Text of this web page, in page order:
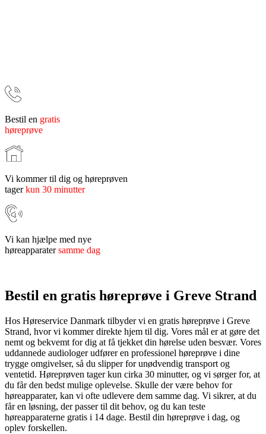
Bestil en gratis
høreprøve
Vi kommer til dig og høreprøven
tagerkun 30 minutter
Vi kan hjælpe med nye
høreapparatersamme dag
Bestil en gratis høreprøve i Greve Strand
Hos Høreservice Danmark tilbyder vi en gratis høreprøve i Greve
Strand, hvor vi kommer direkte hjem til dig. Vores mål er at gøre det
nemt og bekvemt for dig at få tjekket din hørelse uden besvær. Vores
uddannede audiologer udfører en professionel høreprøve i dine
trygge omgivelser, så du slipper for unødvendig transport og
ventetid. Høreprøven tager kun cirka 30 minutter, og vi sørger for, at
du får den bedst mulige oplevelse. Skulle der være behov for
høreapparater, kan vi ofte udlevere dem samme dag. Vi sikrer, at du
får en løsning, der passer til dit behov, og du kan teste
høreapparaterne gratis i 14 dage. Bestil din høreprøve i dag, og
oplev forskellen.